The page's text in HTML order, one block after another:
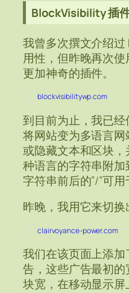
BlockVisibility 插
我曾多次撰文介绍过
用性，但昨晚再次
更加神奇的插件。
blockvisibilitywp.com
到目前为止，我已经
将网站变为多语言
或隐藏文本和区块
种语言的字符串附加
字符串前后的”/”可用
昨晚，我用它来切换
clairvoyance-power.com
我们在该页面上添加
告，这些广告最初
块宽，在移动显示屏